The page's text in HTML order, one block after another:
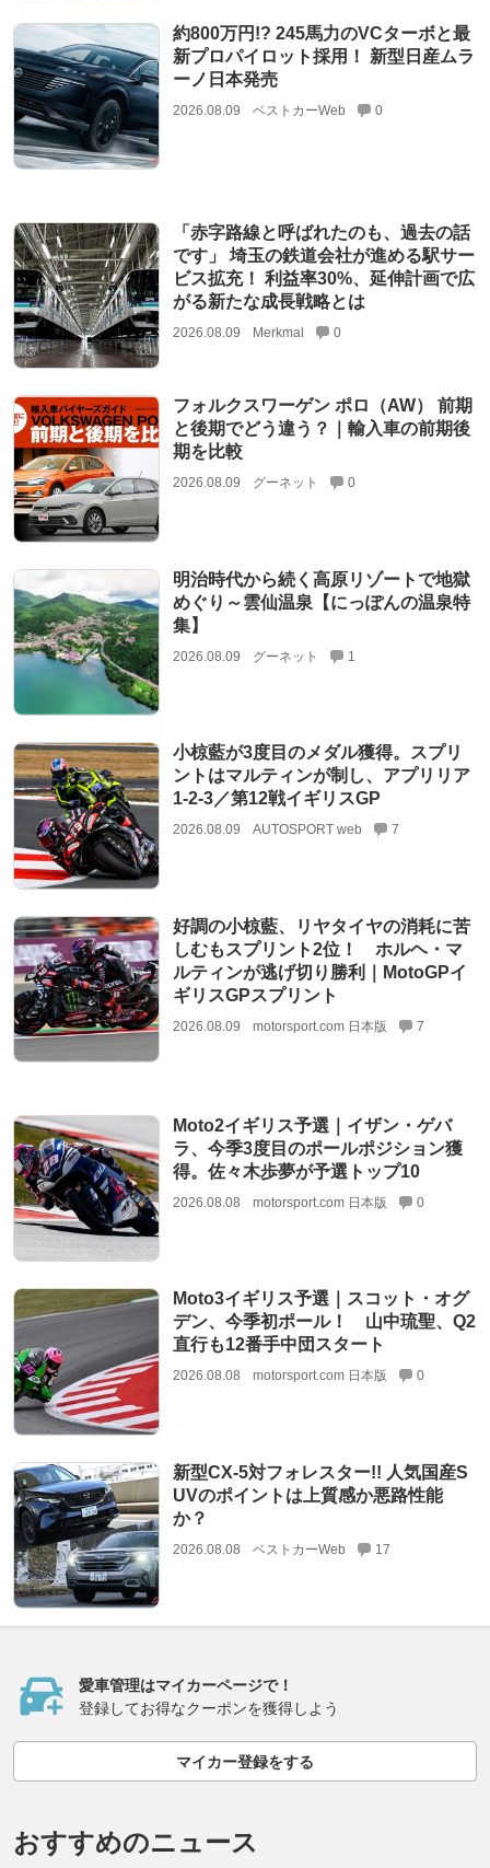
約800万円!? 245馬力のVCターボと最
新プロパイロット採用！ 新型日産ムラ
ーノ日本発売
2026.08.09 ベストカーWeb 0
「赤字路線と呼ばれたのも、過去の話
です」 埼玉の鉄道会社が進める駅サー
ビス拡充！ 利益率30%、延伸計画で広
がる新たな成長戦略とは
2026.08.09 Merkmal 0
フォルクスワーゲン ポロ（AW） 前期
と後期でどう違う？｜輸入車の前期後
期を比較
2026.08.09 グーネット 0
明治時代から続く高原リゾートで地獄
めぐり～雲仙温泉【にっぽんの温泉特
集】
2026.08.09 グーネット 1
小椋藍が3度目のメダル獲得。スプリ
ントはマルティンが制し、アプリリア
1-2-3／第12戦イギリスGP
2026.08.09 AUTOSPORT web 7
好調の小椋藍、リヤタイヤの消耗に苦
しむもスプリント2位！ ホルヘ・マ
ルティンが逃げ切り勝利｜MotoGPイ
ギリスGPスプリント
2026.08.09 motorsport.com 日本版 7
Moto2イギリス予選｜イザン・ゲバ
ラ、今季3度目のポールポジション獲
得。佐々木歩夢が予選トップ10
2026.08.08 motorsport.com 日本版 0
Moto3イギリス予選｜スコット・オグ
デン、今季初ポール！ 山中琉聖、Q2
直行も12番手中団スタート
2026.08.08 motorsport.com 日本版 0
新型CX-5対フォレスター!! 人気国産S
UVのポイントは上質感か悪路性能
か？
2026.08.08 ベストカーWeb 17
愛車管理はマイカーページで！
登録してお得なクーポンを獲得しよう
マイカー登録をする
おすすめのニュース